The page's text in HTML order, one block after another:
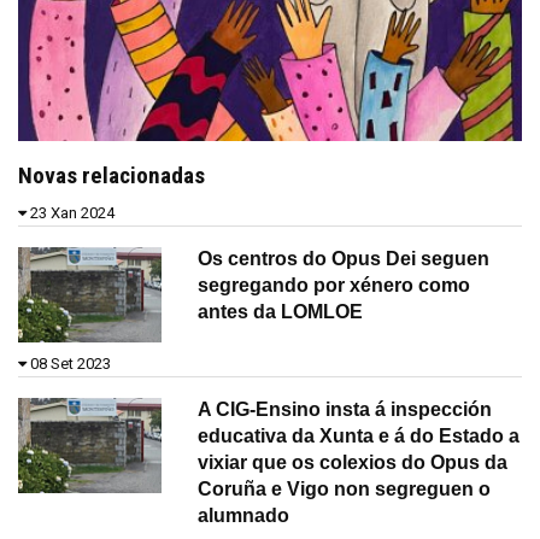
Novas relacionadas
23 Xan 2024
Os centros do Opus Dei seguen
segregando por xénero como
antes da LOMLOE
08 Set 2023
A CIG-Ensino insta á inspección
educativa da Xunta e á do Estado a
vixiar que os colexios do Opus da
Coruña e Vigo non segreguen o
alumnado